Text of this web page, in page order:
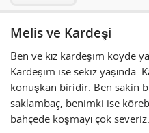
Melis ve Kardeşi
Ben ve kız kardeşim köyde
Kardeşim ise sekiz yaşında.
konuşkan biridir. Ben sakin
saklambaç, benimki ise
bahçede koşmayı çok severiz.